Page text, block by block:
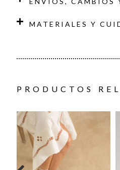
MATERIALES Y
PRODUCTOS